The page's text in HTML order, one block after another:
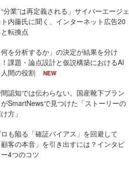
“分業”は再定義される」サイバーエージェ
ト内藤氏に聞く、インターネット広告20
転換点
何を分析するか」の決定が結果を分け
課題・論点設計と仮説構築におけるAI
人間の役割
NEW
認知では伝わらない。国産靴下ブラン
がSmartNewsで見つけた「ストーリーの
方」
も陥る「確証バイアス」を回避して
顧客の本音」を引き出すには？インタビ
ー4つのコツ